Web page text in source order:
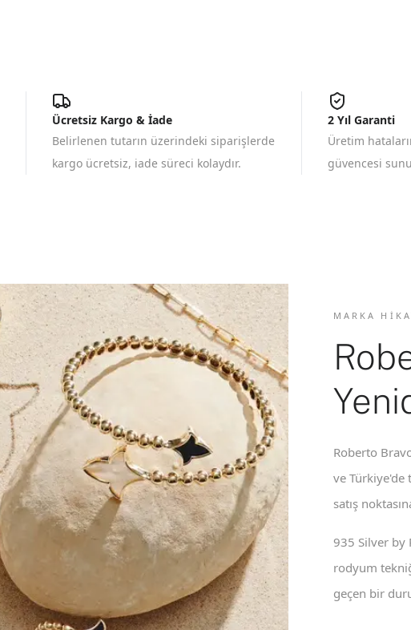
Ücretsiz Kargo & İade
Belirlenen tutarın üzerindeki siparişlerde
kargo ücretsiz, iade süreci kolaydır.
2 Yıl Garanti
Üretim
güvencesi
MARKA
Roberto
ve Türkiye'de
satış
935 Silver by
rodyum
geçen bir